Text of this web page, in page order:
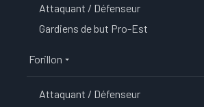
Attaquant / Défenseur
Gardiens de but Pro-Est
Forillon
Attaquant / Défenseur